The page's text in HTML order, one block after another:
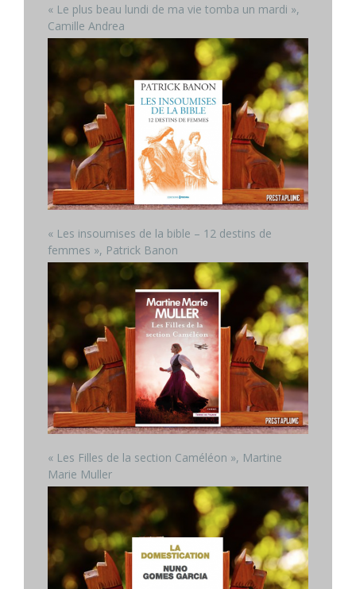
« Le plus beau lundi de ma vie tomba un mardi »,
Camille Andrea
« Les insoumises de la bible – 12 destins de
femmes », Patrick Banon
« Les Filles de la section Caméléon », Martine
Marie Muller